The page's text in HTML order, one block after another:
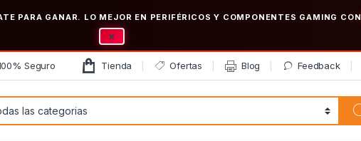
PARA GANAR. LO MEJOR EN PERIFÉRICOS Y COMPONENTES GAMING CON
×
Seguro Tienda Ofertas Blog Feedback